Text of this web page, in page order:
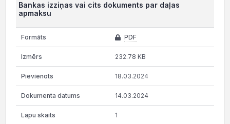
Bankas izziņas vai cits dokuments par daļas
apmaksu
PDF
232.78 KB
18.03.2024
14.03.2024
1